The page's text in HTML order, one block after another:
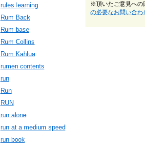
rules learning
Rum Back
Rum base
Rum Collins
Rum Kahlua
rumen contents
run
Run
RUN
run alone
run at a medium speed
run book
※頂いたご意見への
の必要なお問い合わ